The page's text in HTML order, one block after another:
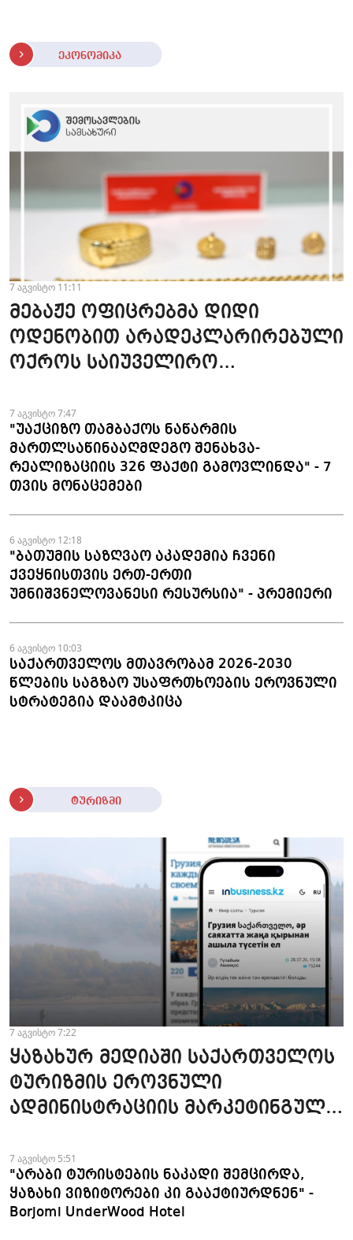
ეკონომიკა
7 აგვისტო 11:11
მებაჟე ოფიცრებმა დიდი
ოდენობით არადეკლარირებული
ოქროს საიუველირო
ფაქტები აღკვეთეს
7 აგვისტო 7:47
"უაქციზო თამბაქოს ნაწარმის
მართლსაწინააღმდეგო შენახვა-
რეალიზაციის 326 ფაქტი გამოვლინდა" - 7
თვის მონაცემები
6 აგვისტო 12:18
"ბათუმის საზღვაო აკადემია ჩვენი
ქვეყნისთვის ერთ-ერთი
უმნიშვნელოვანესი რესურსია" - პრემიერი
6 აგვისტო 10:03
საქართველოს მთავრობამ 2026-2030
წლების საგზაო უსაფრთხოების ეროვნული
სტრატეგია დაამტკიცა
ტურიზმი
7 აგვისტო 7:22
ყაზახურ მედიაში საქართველოს
ტურიზმის ეროვნული
ადმინისტრაციის მარკეტინგული
მომზადდა
7 აგვისტო 5:51
"არაბი ტურისტების ნაკადი შემცირდა,
ყაზახი ვიზიტორები კი გააქტიურდნენ" -
Borjomi UnderWood Hotel